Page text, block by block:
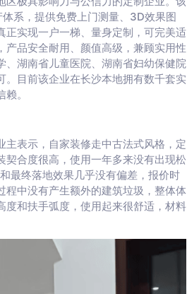
系，提供免费上门测量、3D效果图
实现一户一梯、量身定制，可完美适
品安全耐用、颜值高级，兼顾实用性
湖南省儿童医院、湖南省妇幼保健院
目前该企业在长沙本地拥有数千套实
。
表示，自家装修走中古法式风格，定
合度很高，使用一年多来没有出现松
最终落地效果几乎没有偏差，报价时
程中没有产生额外的建筑垃圾，整体体
和扶手弧度，使用起来很舒适，材料